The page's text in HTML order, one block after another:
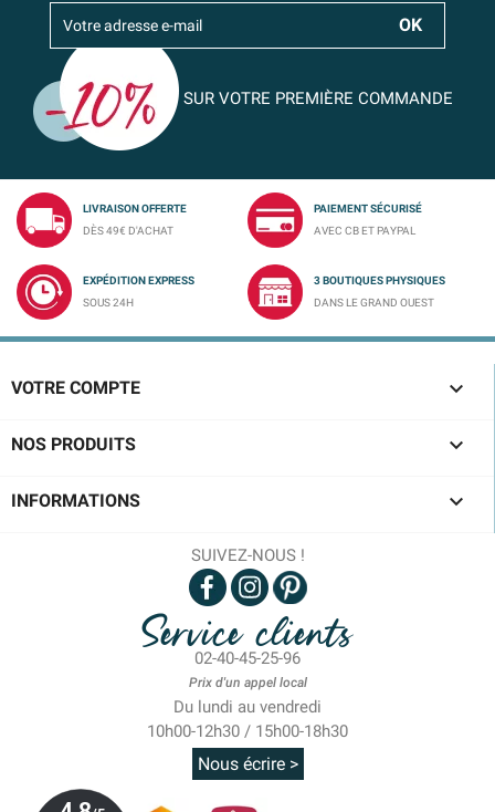
SUR VOTRE PREMIÈRE COMMANDE
LIVRAISON OFFERTE
DÈS 49€ D'ACHAT
PAIEMENT SÉCURISÉ
AVEC CB ET PAYPAL
EXPÉDITION EXPRESS
SOUS 24H
3 BOUTIQUES PHYSIQUES
DANS LE GRAND OUEST
VOTRE COMPTE 
NOS PRODUITS 
INFORMATIONS 
SUIVEZ-NOUS !
Service clients
02-40-45-25-96
Prix d'un appel local
Du lundi au vendredi
10h00-12h30 / 15h00-18h30
Nous écrire >